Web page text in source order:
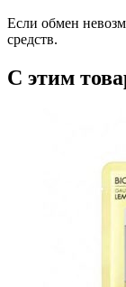
Если обмен
средств.
С этим